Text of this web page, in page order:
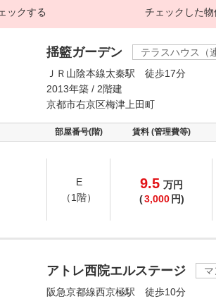
ックする チェックした物
揺籃ガーデン
テラスハウス（
ＪＲ山陰本線太秦駅 徒歩17分
2013年築 / 2階建
京都市右京区梅津上田町
部屋番号(階) 賃料 (管理費等)
E
（1階）
9.5 万円
(3,000 円)
アトレ西院エルステージ
阪急京都線西京極駅 徒歩10分